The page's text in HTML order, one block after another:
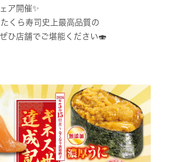
ア開催✨
くら寿司史上最高品質の
ひ店舗でご堪能ください🍣